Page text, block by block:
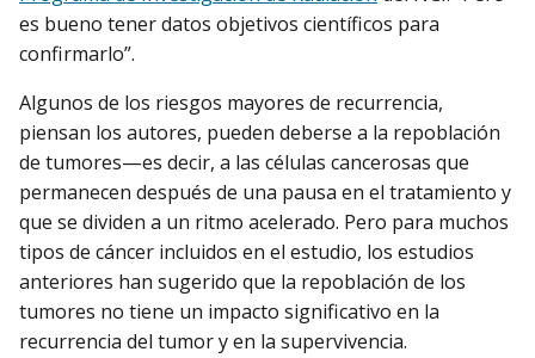
es bueno tener datos objetivos científicos para
confirmarlo”.
Algunos de los riesgos mayores de recurrencia,
piensan los autores, pueden deberse a la repoblación
de tumores—es decir, a las células cancerosas que
permanecen después de una pausa en el tratamiento y
que se dividen a un ritmo acelerado. Pero para muchos
tipos de cáncer incluidos en el estudio, los estudios
anteriores han sugerido que la repoblación de los
tumores no tiene un impacto significativo en la
recurrencia del tumor y en la supervivencia.